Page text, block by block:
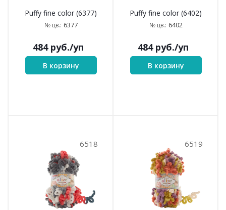
Puffy fine color (6377)
№ цв.: 6377
484руб./уп
В корзину
Puffy fine color (6402)
№ цв.: 6402
484руб./уп
В корзину
6518 6519